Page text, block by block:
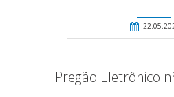
Pregão Eletrônico